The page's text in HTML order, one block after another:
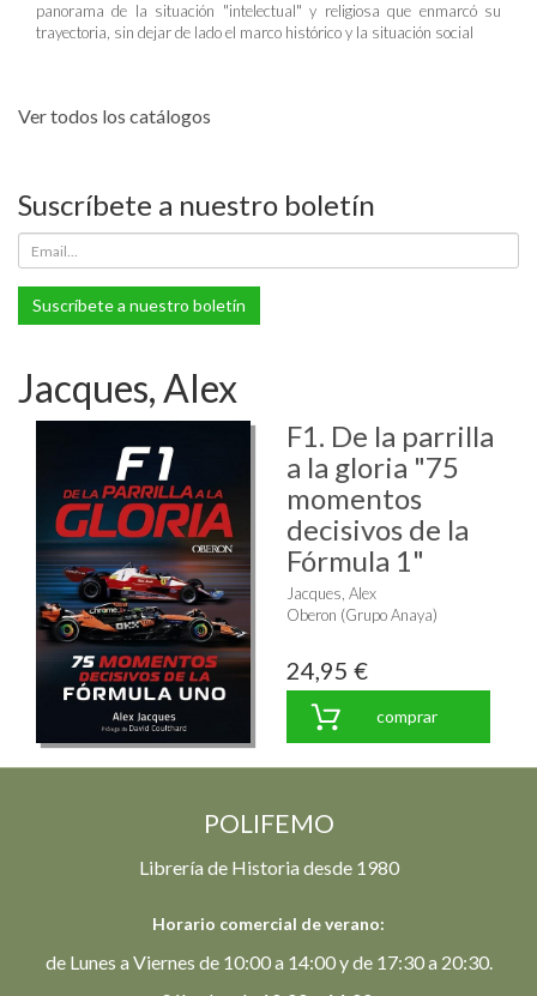
panorama de la situación "intelectual" y religiosa que enmarcó su
trayectoria, sin dejar de lado el marco histórico y la situación social
Ver todos los catálogos
Suscríbete a nuestro boletín
Suscríbete a nuestro boletín
Jacques, Alex
F1. De la parrilla
a la gloria "75
momentos
decisivos de la
Fórmula 1"
Jacques, Alex
Oberon (Grupo Anaya)
24,95 €
comprar
POLIFEMO
Librería de Historia desde 1980
Horario comercial de verano:
de Lunes a Viernes de 10:00 a 14:00 y de 17:30 a 20:30.